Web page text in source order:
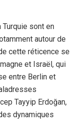
Turquie sont en
autour de
cette réticence se
et Israël, qui
entre Berlin et
Tayyip Erdoğan,
dynamiques